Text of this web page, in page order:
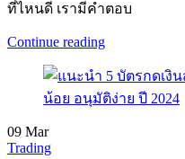
ที่ไหนดี เรามีคำตอบ
Continue reading
09 Mar
Trading